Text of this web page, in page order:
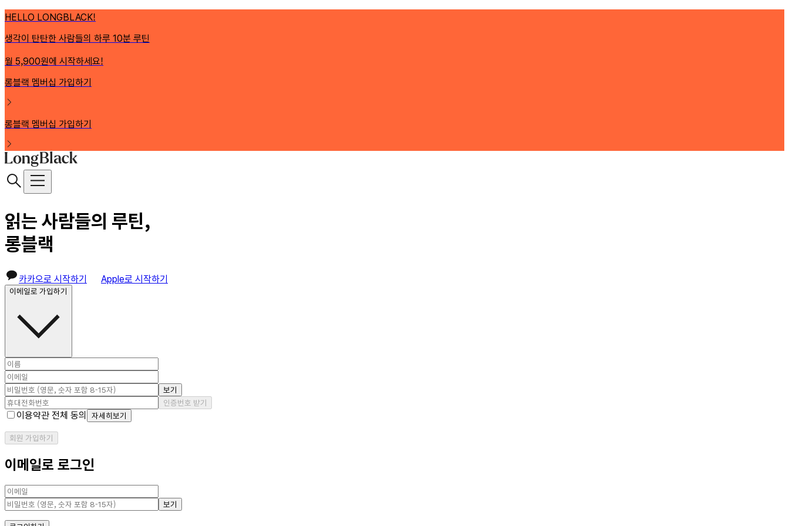
HELLO LONGBLACK!
생각이 탄탄한 사람들의 하루 10분 루틴
월 5,900원에 시작하세요!
롱블랙 멤버십 가입하기
롱블랙 멤버십 가입하기
읽는 사람들의 루틴,
롱블랙
카카오로 시작하기 Apple로 시작하기
이메일로 가입하기
보기
인증번호 받기
이용약관 전체 동의 자세히보기
회원 가입하기
이메일로 로그인
보기